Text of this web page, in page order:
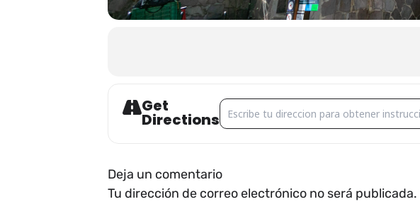
Get
Directions
Address - ACTIVIDADES EDUCATIVAS []
Deja un comentario
Tu dirección de correo electrónico no será publicada.